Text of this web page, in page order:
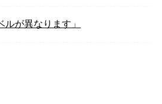
ルが異なります」